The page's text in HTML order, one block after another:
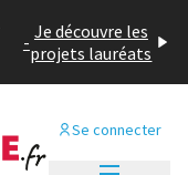
- Je découvre les
projets lauréats
Se connecter